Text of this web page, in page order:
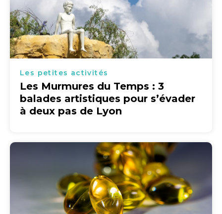
Les petites activités
Les Murmures du Temps : 3
balades artistiques pour s’évader
à deux pas de Lyon